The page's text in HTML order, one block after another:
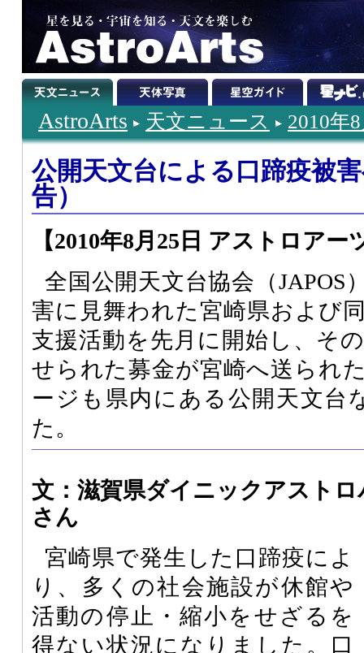
AstroArts 天文ニュース 2010年
公開天文台による口蹄疫被
告）
【2010年8月25日 アストロアー
全国公開天文台協会（JAPOS
害に見舞われた宮崎県および
支援活動を先月に開始し、そ
せられた募金が宮崎へ送られ
ージも県内にある公開天文台
た。
文：滋賀県ダイニックアスト
さん
宮崎県で発生した口蹄疫によ
り、多くの社会施設が休館や
活動の停止・縮小をせざるを
得ない状況になりました。口